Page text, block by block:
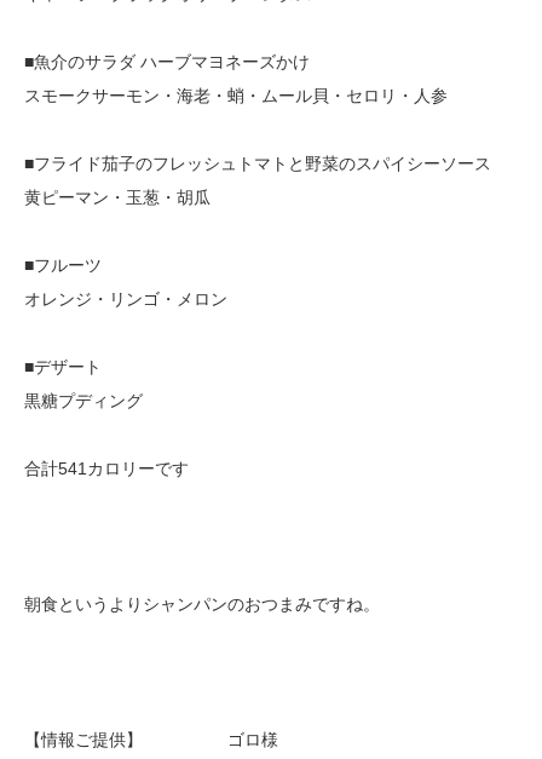
■魚介のサラダ ハーブマヨネーズかけ
スモークサーモン・海老・蛸・ムール貝・セロリ・人参
■フライド茄子のフレッシュトマトと野菜のスパイシーソース
黄ピーマン・玉葱・胡瓜
■フルーツ
オレンジ・リンゴ・メロン
■デザート
黒糖プディング
合計541カロリーです
朝食というよりシャンパンのおつまみですね。
【情報ご提供】 ゴロ様